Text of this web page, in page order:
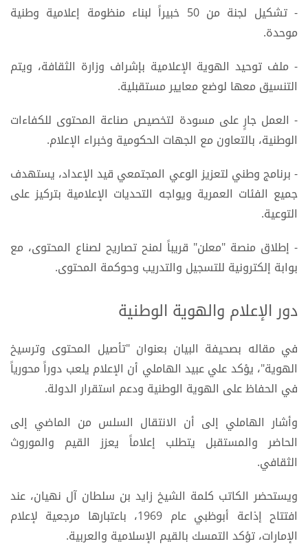
- تشكيل لجنة من 50 خبيراً لبناء منظومة إعلامية وطنية
موحدة.
- ملف توحيد الهوية الإعلامية بإشراف وزارة الثقافة، ويتم
التنسيق معها لوضع معايير مستقبلية.
- العمل جارٍ على مسودة لتخصيص صناعة المحتوى للكفاءات
الوطنية، بالتعاون مع الجهات الحكومية وخبراء الإعلام.
- برنامج وطني لتعزيز الوعي المجتمعي قيد الإعداد، يستهدف
جميع الفئات العمرية ويواجه التحديات الإعلامية بتركيز على
التوعية.
- إطلاق منصة "معلن" قريباً لمنح تصاريح لصناع المحتوى، مع
بوابة إلكترونية للتسجيل والتدريب وحوكمة المحتوى.
دور الإعلام والهوية الوطنية
في مقاله بصحيفة البيان بعنوان "تأصيل المحتوى وترسيخ
الهوية"، يؤكد علي عبيد الهاملي أن الإعلام يلعب دوراً محورياً
في الحفاظ على الهوية الوطنية ودعم استقرار الدولة.
وأشار الهاملي إلى أن الانتقال السلس من الماضي إلى
الحاضر والمستقبل يتطلب إعلاماً يعزز القيم والموروث
الثقافي.
ويستحضر الكاتب كلمة الشيخ زايد بن سلطان آل نهيان، عند
افتتاح إذاعة أبوظبي عام 1969، باعتبارها مرجعية لإعلام
الإمارات، تؤكد التمسك بالقيم الإسلامية والعربية.